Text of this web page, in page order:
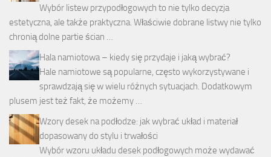
Wybór listew przypodłogowych to nie tylko decyzja
estetyczna, ale także praktyczna. Właściwie dobrane listwy nie tylko
chronią dolne partie ścian …
Hala namiotowa – kiedy się przydaje i jaką wybrać?
Hale namiotowe są popularne, często wykorzystywane i
sprawdzają się w wielu różnych sytuacjach. Dodatkowym
plusem jest też fakt, że możemy …
Wzory desek na podłodze: jak wybrać układ i materiał
dopasowany do stylu i trwałości
Wybór wzoru układu desek podłogowych może wydawać